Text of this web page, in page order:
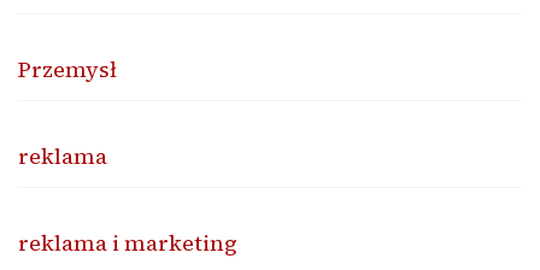
Przemysł
reklama
reklama i marketing